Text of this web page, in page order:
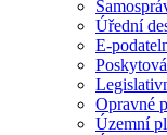
Úřední
E-
Opravné
Územní